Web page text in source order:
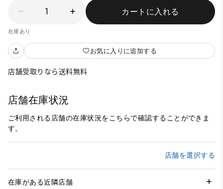
1 カートに入れる
在庫あり
お気に入りに追加する
店舗受取りなら送料無料
店舗在庫状況
ご利用される店舗の在庫状況をこちらで確認することができま
す。
店舗を選択する
在庫がある近隣店舗